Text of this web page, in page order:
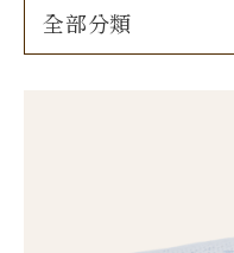
全部分類